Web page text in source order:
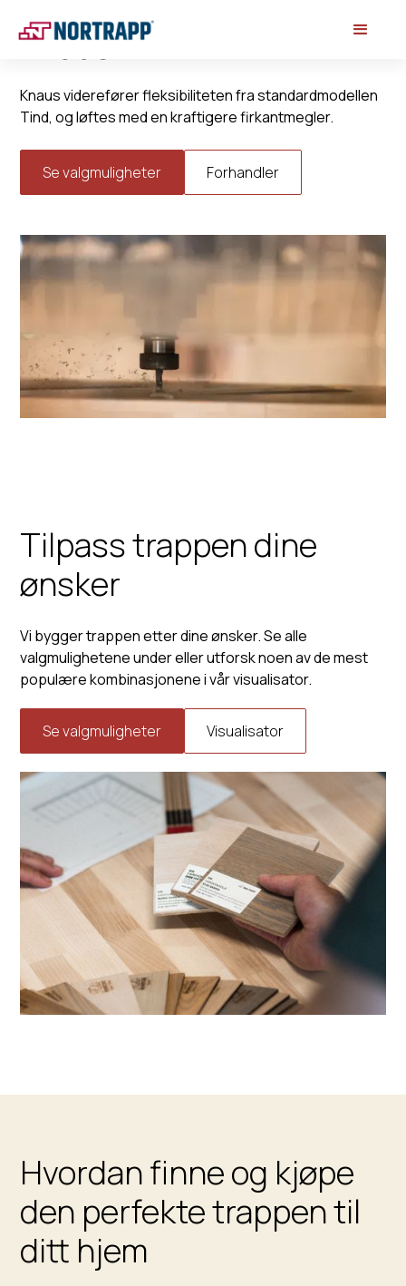
Knaus
Knaus viderefører fleksibiliteten fra standardmodellen
Tind, og løftes med en kraftigere firkantmegler.
Se valgmuligheter Forhandler
Tilpass trappen dine
ønsker
Vi bygger trappen etter dine ønsker. Se alle
valgmulighetene under eller utforsk noen av de mest
populære kombinasjonene i vår visualisator.
Se valgmuligheter Visualisator
Hvordan finne og kjøpe
den perfekte trappen til
ditt hjem